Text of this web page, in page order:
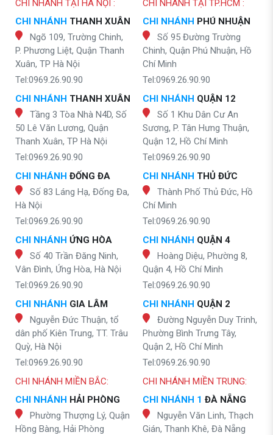
CHI NHÁNH TẠI HÀ NỘI :
CHI NHÁNH THANH XUÂN
Ngõ 109, Trường Chinh,
P. Phương Liệt, Quận Thanh
Xuân, TP Hà Nội
Tel:0969.26.90.90
CHI NHÁNH THANH XUÂN
Tầng 3 Tòa Nhà N4D, Số
50 Lê Văn Lương, Quận
Thanh Xuân, TP Hà Nội
Tel:0969.26.90.90
CHI NHÁNH ĐỐNG ĐA
Số 83 Láng Hạ, Đống Đa,
Hà Nội
Tel:0969.26.90.90
CHI NHÁNH ỨNG HÒA
Số 40 Trần Đăng Ninh,
Vân Đình, Ứng Hòa, Hà Nội
Tel:0969.26.90.90
CHI NHÁNH GIA LÂM
Nguyễn Đức Thuận, tổ
dân phố Kiên Trung, TT. Trâu
Quỳ, Hà Nội
Tel:0969.26.90.90
CHI NHÁNH TẠI TP.HCM :
CHI NHÁNH PHÚ NHUẬN
Số 95 Đường Trường
Chinh, Quận Phú Nhuận, Hồ
Chí Minh
Tel:0969.26.90.90
CHI NHÁNH QUẬN 12
Số 1 Khu Dân Cư An
Sương, P. Tân Hưng Thuận,
Quận 12, Hồ Chí Minh
Tel:0969.26.90.90
CHI NHÁNH THỦ ĐỨC
Thành Phố Thủ Đức, Hồ
Chí Minh
Tel:0969.26.90.90
CHI NHÁNH QUẬN 4
Hoàng Diệu, Phường 8,
Quận 4, Hồ Chí Minh
Tel:0969.26.90.90
CHI NHÁNH QUẬN 2
Đường Nguyễn Duy Trinh,
Phường Bình Trưng Tây,
Quận 2, Hồ Chí Minh
Tel:0969.26.90.90
CHI NHÁNH MIỀN BẮC:
CHI NHÁNH HẢI PHÒNG
Phường Thượng Lý, Quận
Hồng Bàng, Hải Phòng
CHI NHÁNH MIỀN TRUNG:
CHI NHÁNH 1 ĐÀ NẴNG
Nguyễn Văn Linh, Thạch
Gián, Thanh Khê, Đà Nẵng